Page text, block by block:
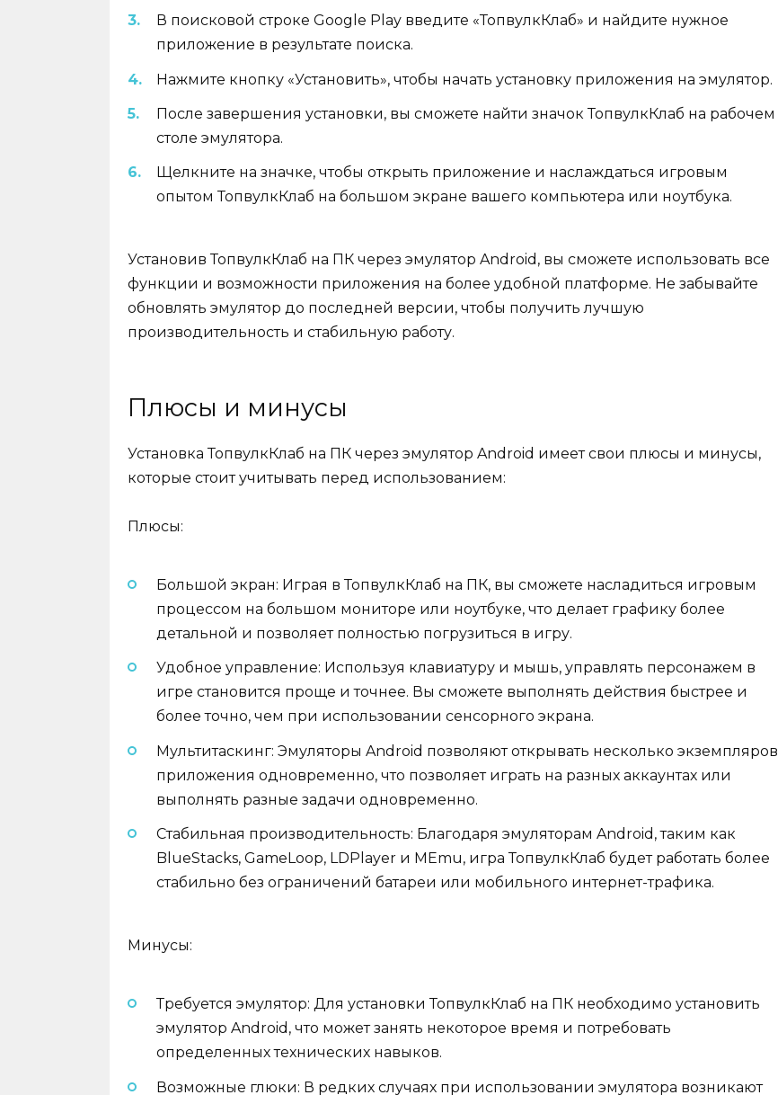
В поисковой строке Google Play введите «ТопвулкКлаб» и найдите нужное
приложение в результате поиска.
Нажмите кнопку «Установить», чтобы начать установку приложения на эмулятор.
После завершения установки, вы сможете найти значок ТопвулкКлаб на рабочем
столе эмулятора.
Щелкните на значке, чтобы открыть приложение и наслаждаться игровым
опытом ТопвулкКлаб на большом экране вашего компьютера или ноутбука.
Установив ТопвулкКлаб на ПК через эмулятор Android, вы сможете использовать все
функции и возможности приложения на более удобной платформе. Не забывайте
обновлять эмулятор до последней версии, чтобы получить лучшую
производительность и стабильную работу.
Плюсы и минусы
Установка ТопвулкКлаб на ПК через эмулятор Android имеет свои плюсы и минусы,
которые стоит учитывать перед использованием:
Плюсы:
Большой экран: Играя в ТопвулкКлаб на ПК, вы сможете насладиться игровым
процессом на большом мониторе или ноутбуке, что делает графику более
детальной и позволяет полностью погрузиться в игру.
Удобное управление: Используя клавиатуру и мышь, управлять персонажем в
игре становится проще и точнее. Вы сможете выполнять действия быстрее и
более точно, чем при использовании сенсорного экрана.
Мультитаскинг: Эмуляторы Android позволяют открывать несколько экземпляров
приложения одновременно, что позволяет играть на разных аккаунтах или
выполнять разные задачи одновременно.
Стабильная производительность: Благодаря эмуляторам Android, таким как
BlueStacks, GameLoop, LDPlayer и MEmu, игра ТопвулкКлаб будет работать более
стабильно без ограничений батареи или мобильного интернет-трафика.
Минусы:
Требуется эмулятор: Для установки ТопвулкКлаб на ПК необходимо установить
эмулятор Android, что может занять некоторое время и потребовать
определенных технических навыков.
Возможные глюки: В редких случаях при использовании эмулятора возникают